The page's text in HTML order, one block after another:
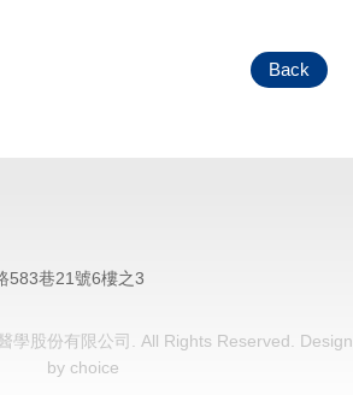
Back
583巷21號6樓之3
學股份有限公司. All Rights Reserved. Design
by choice